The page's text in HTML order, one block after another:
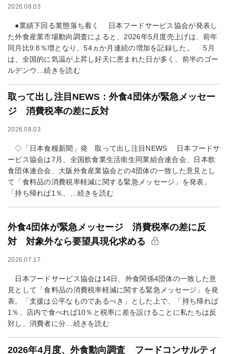
2026.08.03
●業績下回る業態落ち着く 日本フードサービス協会が発表し
た外食産業市場動向調査によると、2026年5月度売上げは、前年
同月比9.8％増となり、54ヵか月連続の増加を記録した。 5月
は、全国的に気温が上昇し好天に恵まれた日が多く、前半のゴー
ルデンウ…続きを読む
取って出し注目NEWS：外食4団体が緊急メッセー
ジ 消費税率の差に反対
2026.08.03
◇「日本食糧新聞」発 取って出し注目NEWS 日本フードサ
ービス協会は7月、全国飲食業生活衛生同業組合連合会、日本飲
食団体連合会、大阪外食産業協会との4団体の一致した意見とし
て「食料品の消費税率軽減に関する緊急メッセージ」を発表。
「持ち帰れば1％、…続きを読む
外食4団体が緊急メッセージ 消費税率の差に反
対 対象外なら要望具現化求める
2026.07.17
日本フードサービス協会は14日、外食関係4団体の一致した意
見として「食料品の消費税率軽減に関する緊急メッセージ」を発
表。「支援は公平なものであるべき」とした上で、「持ち帰れば
1％、店内で食べれば10％と税率に差を設けることに私たちは反
対し、消費者に分…続きを読む
2026年4月度、外食動向調査 フードコンサルティ